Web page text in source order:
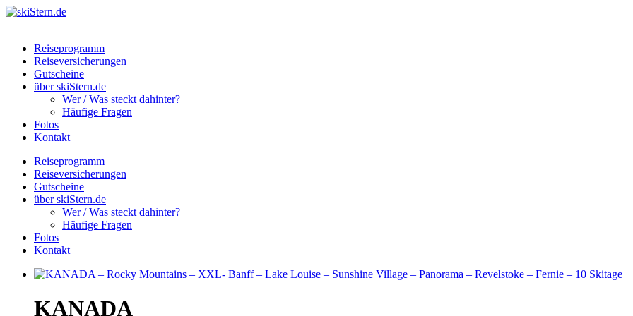
Reiseprogramm
Reiseversicherungen
Gutscheine
über skiStern.de
Wer / Was steckt dahinter?
Häufige Fragen
Fotos
Kontakt
Reiseprogramm
Reiseversicherungen
Gutscheine
über skiStern.de
Wer / Was steckt dahinter?
Häufige Fragen
Fotos
Kontakt
KANADA